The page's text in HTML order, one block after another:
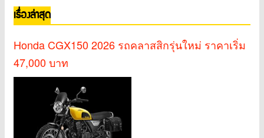
เรื่องล่าสุด
Honda CGX150 2026 รถคลาสสิกรุ่นใหม่ ราคาเริ่ม
47,000 บาท